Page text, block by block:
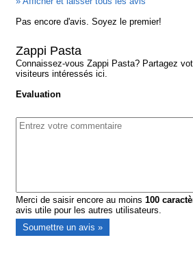
Pas encore d'avis. Soyez le premier!
Zappi Pasta
Connaissez-vous Zappi Pasta? Partagez
visiteurs intéressés ici.
Evaluation
Merci de saisir encore au moins100
avis utile pour les autres utilisateurs.